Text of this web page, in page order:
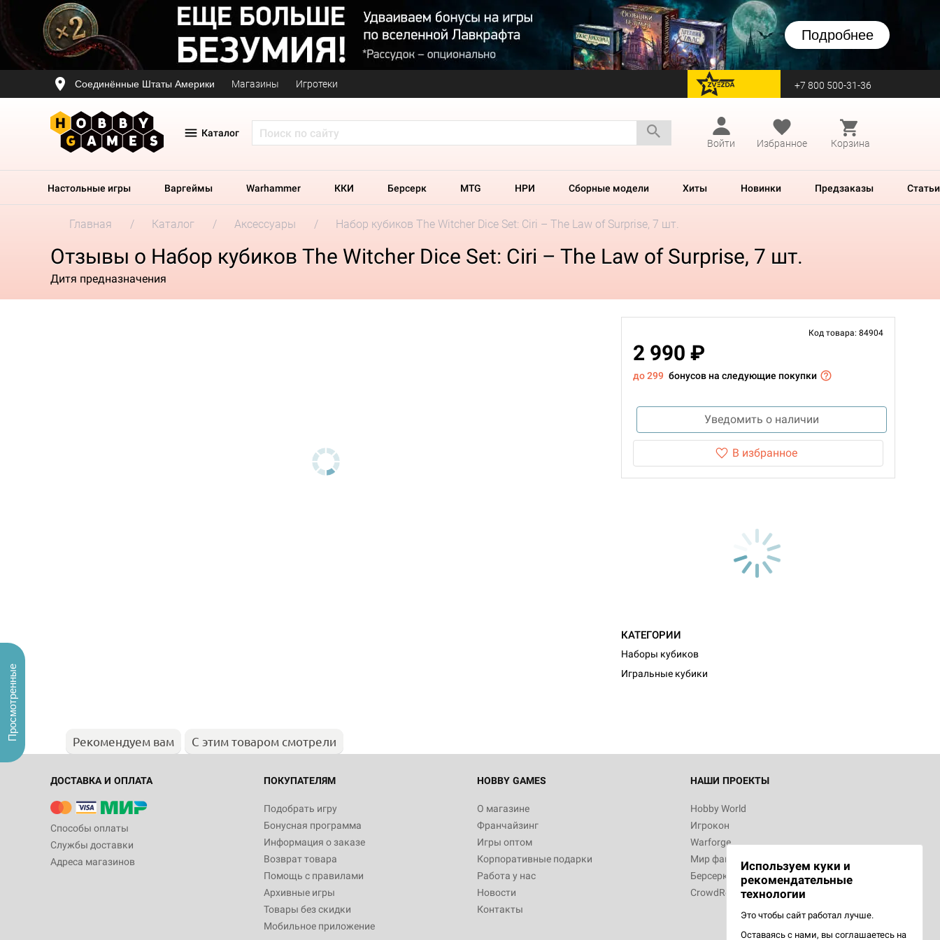
Подробнее
Соединённые Штаты Америки Магазины Игротеки перейти на Zvezda +7 800 500-31-36
Каталог
Войти
Избранное Корзина
Настольные игры Варгеймы Warhammer ККИ Берсерк MTG НРИ Сборные модели Хиты Новинки Предзаказы Статьи
Главная Каталог Аксессуары Набор кубиков The Witcher Dice Set: Ciri – The Law of Surprise, 7 шт.
Отзывы о Набор кубиков The Witcher Dice Set: Ciri – The Law of Surprise, 7 шт.
Дитя предназначения
Код товара: 84904
2 990 ₽
до 299 бонусов на следующие покупки
Уведомить о наличии
В избранное
КАТЕГОРИИ
Наборы кубиков
Игральные кубики
Рекомендуем вам С этим товаром смотрели
ДОСТАВКА И ОПЛАТА
Способы оплаты
Службы доставки
Адреса магазинов
ПОКУПАТЕЛЯМ
Подобрать игру
Бонусная программа
Информация о заказе
Возврат товара
Помощь с правилами
Архивные игры
Товары без скидки
Мобильное приложение
HOBBY GAMES
О магазине
Франчайзинг
Игры оптом
Корпоративные подарки
Работа у нас
Новости
Контакты
НАШИ ПРОЕКТЫ
Hobby World
Игрокон
Warforge
Мир фантастики
Берсерк
CrowdRepublic
Используем куки и
рекомендательные
технологии
Это чтобы сайт работал лучше.
Оставаясь с нами, вы соглашаетесь на
Просмотренные
Настольная игра Hobby World Журнал
"Мир фантастики. Спецвыпуск: Братья
империи: Боевая тревога
799
Настольная игра Hobby World Сумерки
империи. Четвёртая редакция: Грозовой
Рубеж
12 990